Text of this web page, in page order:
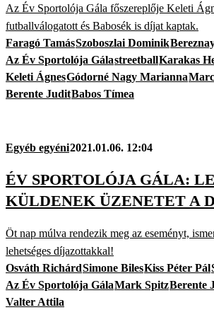
Az Év Sportolója Gála főszereplője Keleti
futballválogatott és Babosék is díjat kaptak.
Faragó TamásSzoboszlai Dominik
Az Év Sportolója GálastreetballKarakas
Keleti ÁgnesGódorné Nagy Marianna
Berente JuditBabos Tímea
Egyéb egyéni2021.01.06. 12:04
ÉV SPORTOLÓJA GÁLA:
KÜLDENEK ÜZENETET A
Öt nap múlva rendezik meg az eseményt,
lehetséges díjazottakkal!
Osváth RichárdSimone BilesKiss Péter Pál
Az Év Sportolója GálaMark SpitzBerente
Valter Attila